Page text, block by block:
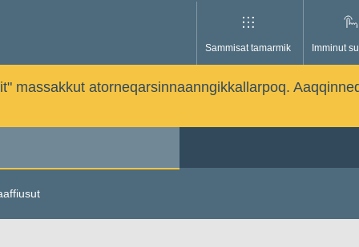
Sammisat tamarmik Imminut
massakkut atorneqarsinnaanngikkallarpoq.